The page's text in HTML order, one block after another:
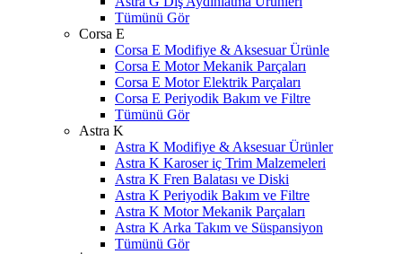
Tümünü Gör
Corsa E
Corsa E Modifiye & Aksesuar Ürünle
Corsa E Motor Mekanik Parçaları
Corsa E Motor Elektrik Parçaları
Corsa E Periyodik Bakım ve Filtre
Tümünü Gör
Astra K
Astra K Modifiye & Aksesuar Ürünler
Astra K Karoser iç Trim Malzemeleri
Astra K Fren Balatası ve Diski
Astra K Periyodik Bakım ve Filtre
Astra K Motor Mekanik Parçaları
Astra K Arka Takım ve Süspansiyon
Tümünü Gör